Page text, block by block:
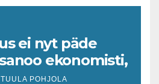
ei nyt päde
ekonomisti,
työllisyyteen
TUULA POHJOLA